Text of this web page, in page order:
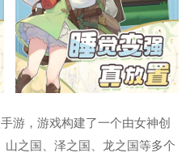
游，游戏构建了一个由女神创
之国、泽之国、龙之国等多个